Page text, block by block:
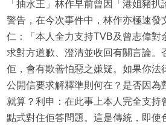
「抽水王」林作早前曾因「港姐豬
警告，在今次事件中，林作亦極速發
仁：「本人全力支持TVB及曾志偉對
求對方道歉、澄清並收回有關言論。
佢，會有欺善怕惡之嫌疑。如果你法
公開信要求解釋準則何在？是否因為
就算？利申：在此事上本人完全支持
點式對住佢答問題。這是傳統，即使